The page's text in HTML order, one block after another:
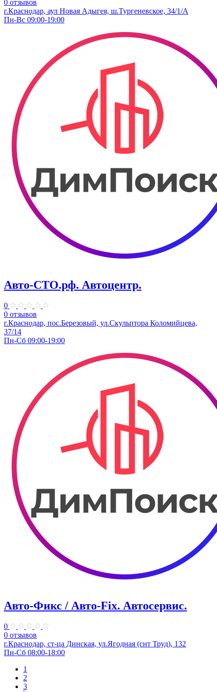
0 отзывов
г.Краснодар, аул Новая Адыгея, ш.Тургеневское, 34/1/А
Пн-Вс 09:00-19:00
Авто-СТО.рф. Автоцентр.
0
0 отзывов
г.Краснодар, пос.Березовый, ул.Скульптора Коломийцева,
37/14
Пн-Сб 09:00-19:00
Авто-Фикс / Авто-Fix. Автосервис.
0
0 отзывов
г.Краснодар, ст-ца Динская, ул.Ягодная (снт Труд), 132
Пн-Сб 08:00-18:00
1
2
3